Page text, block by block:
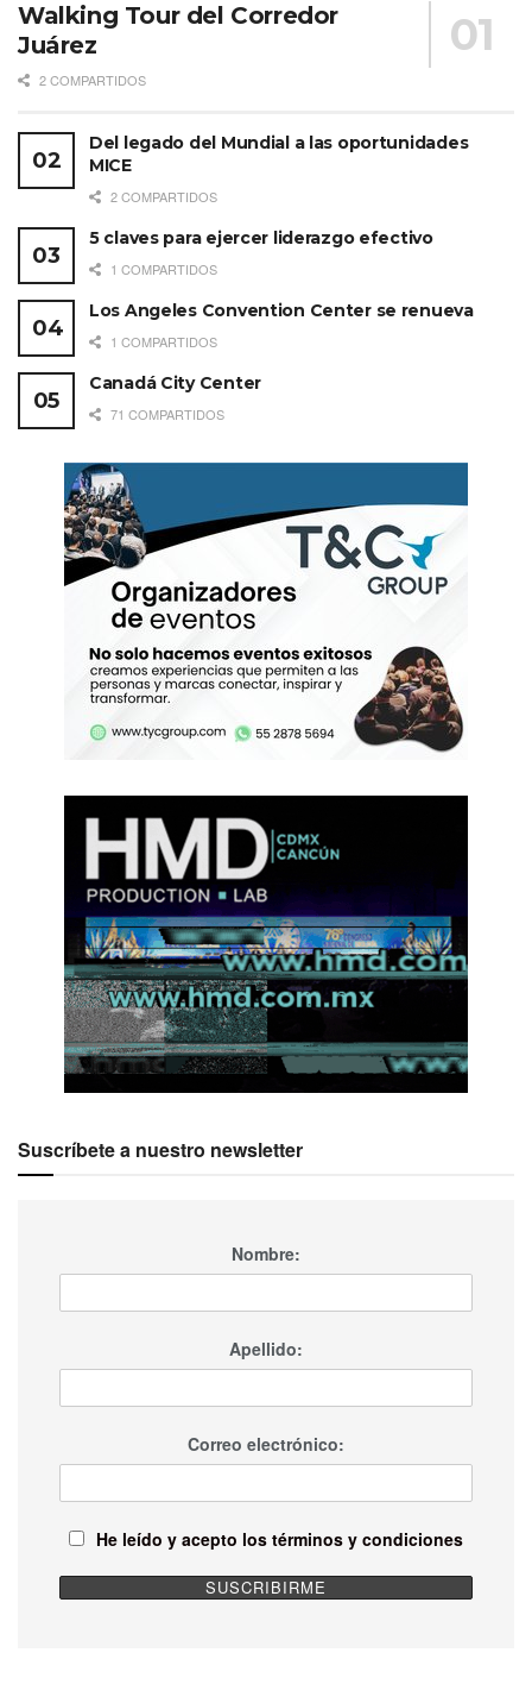
Walking Tour del Corredor
Juárez
2 COMPARTIDOS
Del legado del Mundial a las oportunidades
MICE
2 COMPARTIDOS
5 claves para ejercer liderazgo efectivo
1 COMPARTIDOS
Los Angeles Convention Center se renueva
1 COMPARTIDOS
Canadá City Center
71 COMPARTIDOS
Suscríbete a nuestro newsletter
Nombre:
Apellido:
Correo electrónico:
He leído y acepto los términos y condiciones